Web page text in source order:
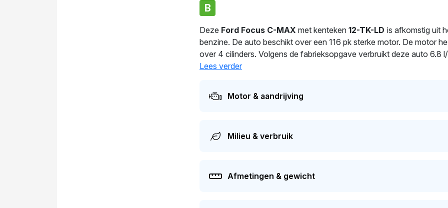
B
Deze Ford Focus C-MAX met kenteken 12-TK-LD is afkomstig uit
benzine. De auto beschikt over een 116 pk sterke motor. De motor
over 4 cilinders. Volgens de fabrieksopgave verbruikt deze auto 6.8
1.344 kg. De laatste tenaamstelling van deze auto vond plaats in
Lees verder
Motor & aandrijving
Milieu & verbruik
Afmetingen & gewicht